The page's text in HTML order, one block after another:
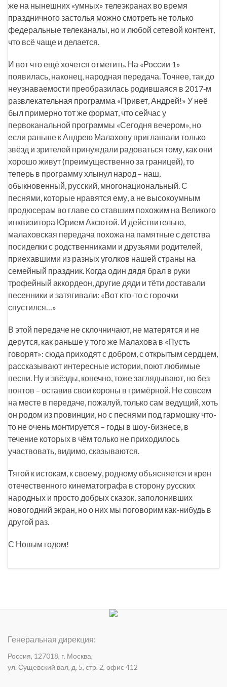
же на нынешних «умных» телеэкранах во время
праздничного застолья можно смотреть не только
федеральные телеканалы, но и любой сетевой контент,
что всё чаще и делается.
И вот что ещё хочется отметить. На «России 1»
появилась, наконец, народная передача. Точнее, так до
неузнаваемости преобразилась родившаяся в 2017‑м
развлекательная программа «Привет, Андрей!» У неё
был примерно тот же формат, что сейчас у
первоканальной программы «Сегодня вечером», но
если раньше к Андрею Малахову приглашали только
звёзд и зрителей принуждали радоваться тому, как они
хорошо живут (преимущественно за границей), то
теперь в программу хлынул народ – наш,
обыкновенный, русский, многонациональный. С
песнями, которые нравятся ему, а не высокоумным
продюсерам во главе со ставшим похожим на Великого
инквизитора Юрием Аксютой. И действительно,
малаховская передача похожа на памятные с детства
посиделки с родственниками и друзьями родителей,
приехавшими из разных уголков нашей страны на
семейный праздник. Когда один дядя брал в руки
трофейный аккордеон, другие дяди и тёти доставали
песенники и затягивали: «Вот кто-то с горочки
спустился…»
В этой передаче не склочничают, не матерятся и не
дерутся, как раньше у того же Малахова в «Пусть
говорят»: сюда приходят с добром, с открытым сердцем,
рассказывают интересные истории, поют любимые
песни. Ну и звёзды, конечно, тоже заглядывают, но без
понтов – оставив свои короны в гримёрной. Не совсем
на месте в передаче, пожалуй, только сам ведущий, хоть
он родом из провинции, но с песнями под гармошку что-
то не очень монтируется – годы в шоу-бизнесе, в
течение которых в чём только не приходилось
участвовать, видимо, сказываются.
Тягой к истокам, к своему, родному объясняется и крен
отечественного кинематографа в сторону русских
народных и просто добрых сказок, заполонивших
новогодний экран, но о них мы поговорим как-нибудь в
другой раз.
С Новым годом!
Генеральная дирекция:
Россия, 127018, г. Москва,
ул. Сущевский вал, д. 5, стр. 2, офис 412